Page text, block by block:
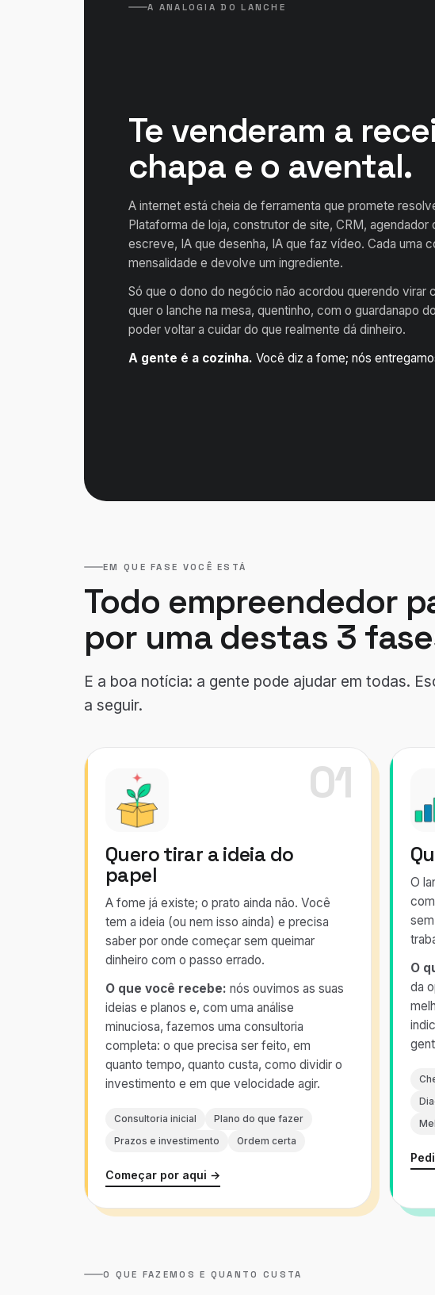
A ANALOGIA DO LANCHE
Te venderam a
chapa e o avental.
A internet está cheia de ferramenta que promete
Plataforma de loja, construtor de site, CRM, agendador
escreve, IA que desenha, IA que faz vídeo. Cada uma
mensalidade e devolve um ingrediente.
Só que o dono do negócio não acordou querendo virar
quer o lanche na mesa, quentinho, com o guardanapo
poder voltar a cuidar do que realmente dá dinheiro.
A gente é a cozinha. Você diz a fome; nós
EM QUE FASE VOCÊ ESTÁ
Todo empreendedor
por uma destas 3
E a boa notícia: a gente pode ajudar em todas.
a seguir.
01
Quero tirar a ideia do
papel
A fome já existe; o prato ainda não. Você
tem a ideia (ou nem isso ainda) e precisa
saber por onde começar sem queimar
dinheiro com o passo errado.
O que você recebe: nós ouvimos as suas
ideias e planos e, com uma análise
minuciosa, fazemos uma consultoria
completa: o que precisa ser feito, em
quanto tempo, quanto custa, como dividir o
investimento e em que velocidade agir.
Consultoria inicial
Plano do que fazer
Prazos e investimento
Ordem certa
Começar por aqui →
O
O
da
O QUE FAZEMOS E QUANTO CUSTA